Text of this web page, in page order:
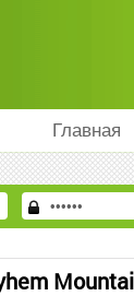
Главная